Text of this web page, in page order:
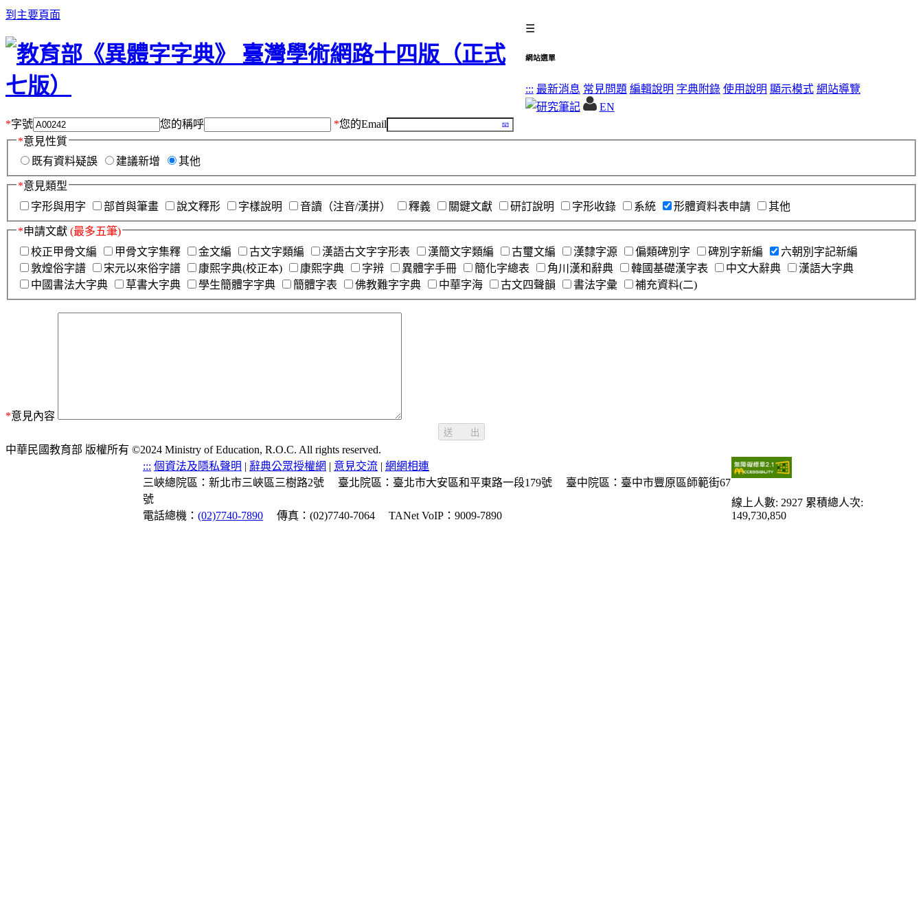
到主要頁面
☰
網站選單
::: 最新消息 常見問題 編輯說明 字典附錄 使用說明 顯示模式 網站導覽
EN
*字號 您的稱呼 *您的Email
*意見性質
既有資料疑誤
建議新增 其他
*意見類型
字形與用字
部首與筆畫 說文釋形 字樣說明 音讀（注音/漢拼） 釋義 關鍵文獻 研訂說明 字形收錄 系統 形體資料表申請 其他
*申請文獻 (最多五筆)
校正甲骨文編
甲骨文字集釋 金文編 古文字類編 漢語古文字字形表 漢簡文字類編 古璽文編 漢隸字源 偏類碑別字 碑別字新編
六朝別字記新編
敦煌俗字譜
宋元以來俗字譜 康熙字典(校正本) 康熙字典 字辨 異體字手冊 簡化字總表 角川漢和辭典 韓國基礎漢字表 中文大辭典
漢語大字典
中國書法大字典
草書大字典 學生簡體字字典 簡體字表 佛教難字字典 中華字海 古文四聲韻 書法字彙 補充資料(二)
*意見內容
送 出
中華民國教育部 版權所有 ©2024 Ministry of Education, R.O.C. All rights reserved.
::: 個資法及隱私聲明 | 辭典公眾授權網 | 意見交流 | 網網相連
三峽總院區：新北市三峽區三樹路2號
臺北院區：臺北市大安區和平東路一段179號
臺中院區：臺中市豐原區師範街67
號
電話總機： (02)7740-7890 傳真：(02)7740-7064 TANet VoIP：9009-7890
線上人數: 2927 累積總人次:
149,730,850